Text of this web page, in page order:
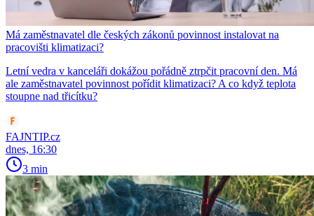
Má zaměstnavatel dle českých zákonů povinnost instalovat na
pracovišti klimatizaci?
Letní vedra v kanceláři dokážou pořádně ztrpčit pracovní den. Má
ale zaměstnavatel povinnost pořídit klimatizaci? A co když teplota
stoupne nad třicítku?
FAJNTIP.cz
dnes, 16:30
3 min